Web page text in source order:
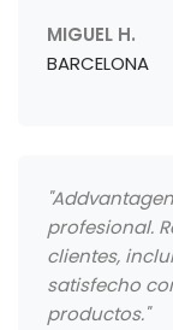
MIGUEL H.
BARCELONA
profesional.
clientes,
satisfecho
productos."